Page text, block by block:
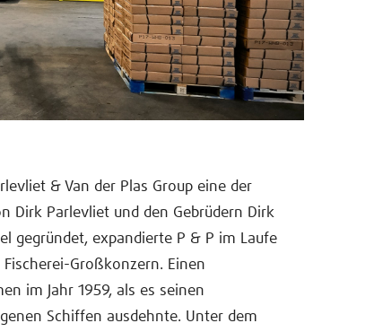
& Van der Plas Group eine der
Dirk Parlevliet und den Gebrüdern Dirk
gegründet, expandierte P & P im Laufe
Großkonzern. Einen
im Jahr 1959, als es seinen
Schiffen ausdehnte. Unter dem